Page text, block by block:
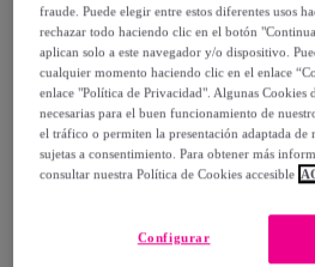
Entrega
Entrega desde6,99 €
Gratis desde 50 € de compra
fraude. Puede elegir entre estos diferentes usos
rechazar todo haciendo clic en el botón
aplican solo a este navegador y/o dispositivo.
cualquier momento haciendo clic en el enlace
enlace "Política de Privacidad". Algunas Cookies
necesarias para el buen funcionamiento de
el tráfico o permiten la presentación adaptada de
sujetas a consentimiento. Para obtener más
consultar nuestra Política de Cookies accesible
Configurar